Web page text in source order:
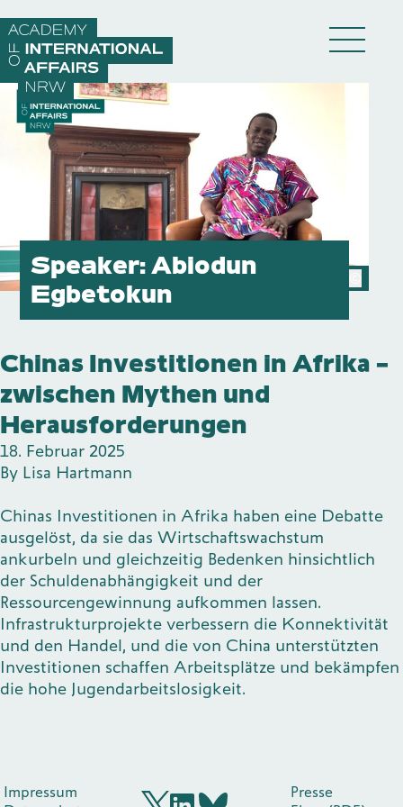
Akademie
Fellows
Veranstaltungen
Publikationen
Kontakt
Impulse
Impulse
Interviews
DEEN
Speaker:Abiodun
Egbetokun
Chinas Investitionen in Afrika –
zwischen Mythen und
Herausforderungen
18. Februar 2025
By Lisa Hartmann
Chinas Investitionen in Afrika haben eine Debatte
ausgelöst, da sie das Wirtschaftswachstum
ankurbeln und gleichzeitig Bedenken hinsichtlich
der Schuldenabhängigkeit und der
Ressourcengewinnung aufkommen lassen.
Infrastrukturprojekte verbessern die Konnektivität
und den Handel, und die von China unterstützten
Investitionen schaffen Arbeitsplätze und bekämpfen
die hohe Jugendarbeitslosigkeit.
Impressum
Presse